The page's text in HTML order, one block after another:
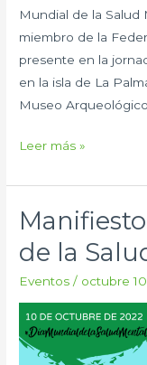
Mundial de la Salud
miembro de la
presente en la
en la isla de La
Museo
Leer más »
de la
Eventos / octubre
Manifiesto
Día
Mundial
de
la
Salud